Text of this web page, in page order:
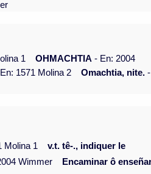
1 OHMACHTIA - En: 2004
1571 Molina 2 Omachtia, nite. -
Molina 1
v.t. tê-., indiquer le
Wimmer
Encaminar ô